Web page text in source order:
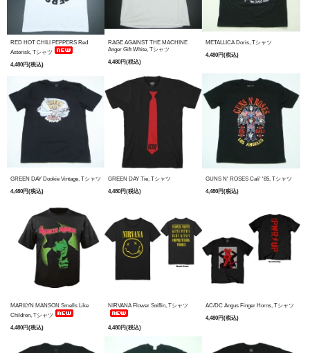
RED HOT CHILI PEPPERS Red
Asterisk, Tシャツ
4,480円(税込)
RAGE AGAINST THE MACHINE
Anger Gift White, Tシャツ
4,480円(税込)
METALLICA Doris, Tシャツ
4,480円(税込)
GREEN DAY Dookie Vintage, Tシャツ
4,480円(税込)
GREEN DAY Tie, Tシャツ
4,480円(税込)
GUNS N' ROSES Cali' '85, Tシャツ
4,480円(税込)
MARILYN MANSON Smells Like
Children, Tシャツ
4,480円(税込)
NIRVANA Flower Sniffin, Tシャツ
4,480円(税込)
AC/DC Angus Finger Horns, Tシャツ
4,480円(税込)